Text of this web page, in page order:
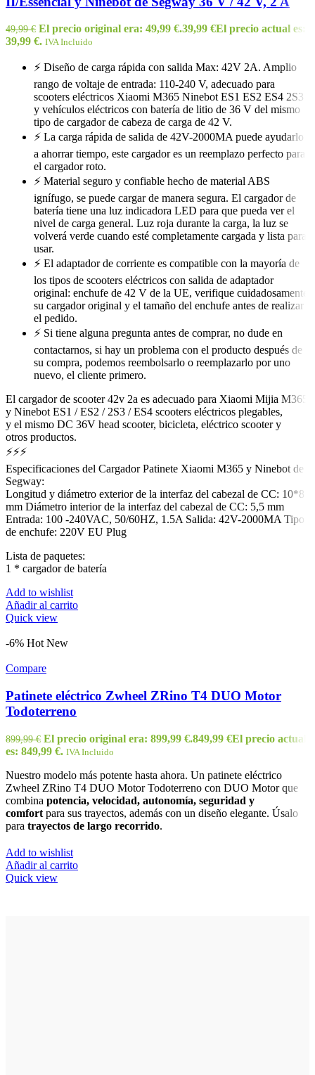
49,99€ El precio original era: 49,99 €.39,99 €El precio actual es:
39,99 €. IVA Incluido
⚡ Diseño de carga rápida con salida Max: 42V 2A. Amplio
rango de voltaje de entrada: 110-240 V, adecuado para
scooters eléctricos Xiaomi M365 Ninebot ES1 ES2 ES4 2S3
y vehículos eléctricos con batería de litio de 36 V del mismo
tipo de cargador de cabeza de carga de 42 V.
⚡ La carga rápida de salida de 42V-2000MA puede ayudarlo
a ahorrar tiempo, este cargador es un reemplazo perfecto para
el cargador roto.
⚡ Material seguro y confiable hecho de material ABS
ignífugo, se puede cargar de manera segura. El cargador de
batería tiene una luz indicadora LED para que pueda ver el
nivel de carga general. Luz roja durante la carga, la luz se
volverá verde cuando esté completamente cargada y lista para
usar.
⚡ El adaptador de corriente es compatible con la mayoría de
los tipos de scooters eléctricos con salida de adaptador
original: enchufe de 42 V de la UE, verifique cuidadosamente
su cargador original y el tamaño del enchufe antes de realizar
el pedido.
⚡ Si tiene alguna pregunta antes de comprar, no dude en
contactarnos, si hay un problema con el producto después de
su compra, podemos reembolsarlo o reemplazarlo por uno
nuevo, el cliente primero.
El cargador de scooter 42v 2a es adecuado para Xiaomi Mijia M365
y Ninebot ES1 / ES2 / 2S3 / ES4 scooters eléctricos plegables,
y el mismo DC 36V head scooter, bicicleta, eléctrico scooter y
otros productos.
⚡⚡⚡
Especificaciones del Cargador Patinete Xiaomi M365 y Ninebot de
Segway:
Longitud y diámetro exterior de la interfaz del cabezal de CC: 10*8
mm Diámetro interior de la interfaz del cabezal de CC: 5,5 mm
Entrada: 100 -240VAC, 50/60HZ, 1.5A Salida: 42V-2000MA Tipo
de enchufe: 220V EU Plug
Lista de paquetes:
1 * cargador de batería
Add to wishlist
Añadir al carrito
Quick view
-6% Hot New
Compare
Patinete eléctrico Zwheel ZRino T4 DUO Motor
Todoterreno
899,99€ El precio original era: 899,99 €.849,99 €El precio actual
es: 849,99 €. IVA Incluido
Nuestro modelo más potente hasta ahora. Un patinete eléctrico
Zwheel ZRino T4 DUO Motor Todoterreno con DUO Motor que
combina potencia, velocidad, autonomía, seguridad y
comfort para sus trayectos, además con un diseño elegante. Úsalo
para trayectos de largo recorrido.
Add to wishlist
Añadir al carrito
Quick view